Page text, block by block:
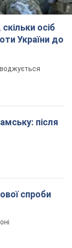
після
спроби